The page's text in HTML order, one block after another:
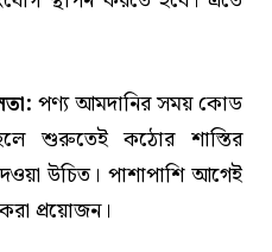
পণ্য আমদানির সময় কোড
শুরুতেই কঠোর শাস্তির
উচিত। পাশাপাশি আগেই
প্রয়োজন।